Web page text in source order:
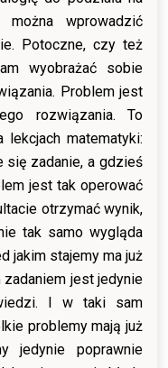
można wprowadzić
Potoczne, czy też
wyobrażać sobie
Problem jest
rozwiązania. To
matematyki:
się zadanie, a gdzieś
jest tak operować
otrzymać wynik,
tak samo wygląda
jakim stajemy ma już
jest jedynie
I w taki sam
problemy mają już
jedynie poprawnie